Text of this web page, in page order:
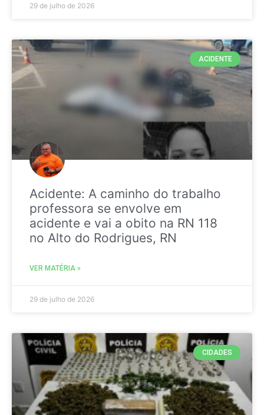
29 de julho de 2026
ACIDENTE
Acidente: A caminho do trabalho
professora se envolve em
acidente e vai a obito na RN 118
no Alto do Rodrigues, RN
VER MATÉRIA »
29 de julho de 2026
CIDADES